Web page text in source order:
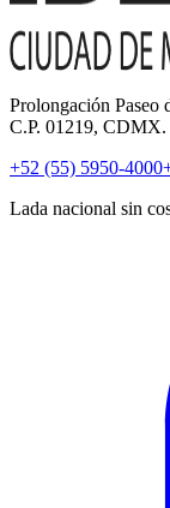
Prolongación Paseo
C.P. 01219, CDMX.
+52 (55) 5950-4000
Lada nacional sin